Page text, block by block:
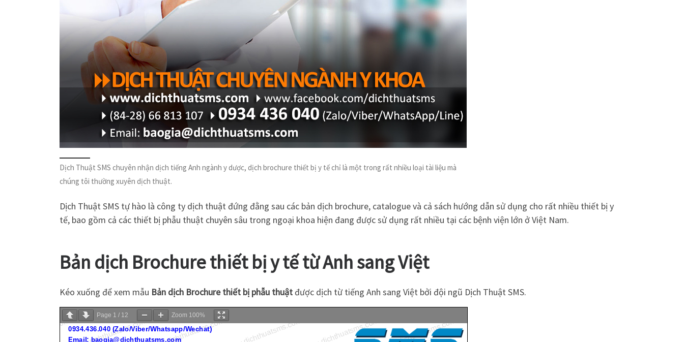
Dịch Thuật SMS chuyên nhận dịch tiếng Anh ngành y dược, dịch brochure thiết bị y tế chỉ là một trong rất nhiều loại tài liệu mà
chúng tôi thường xuyên dịch thuật.
Dịch Thuật SMS tự hào là công ty dịch thuật đứng đằng sau các bản dịch brochure, catalogue và cả sách hướng dẫn sử dụng cho rất nhiều thiết bị y
tế, bao gồm cả các thiết bị phẫu thuật chuyên sâu trong ngoại khoa hiện đang được sử dụng rất nhiều tại các bệnh viện lớn ở Việt Nam.
Bản dịch Brochure thiết bị y tế từ Anh sang Việt
Kéo xuống để xem mẫu Bản dịch Brochure thiết bị phẫu thuật được dịch từ tiếng Anh sang Việt bởi đội ngũ Dịch Thuật SMS.
Page 1 / 12 Zoom 100%
www.dichthuatsms.comwww.dichthuatsms.comwww.dichthuatsms.comwww.dichthuatsms.comwww.dichthuatsms.comwww.dichthuatsms.com
www.dichthuatsms.comwww.dichthuatsms.comwww.dichthuatsms.comwww.dichthuatsms.comwww.dichthuatsms.comwww.dichthuatsms.com
0934.436.040 (Zalo/Viber/Whatsapp/Wechat)
Email: baogia@dichthuatsms.com